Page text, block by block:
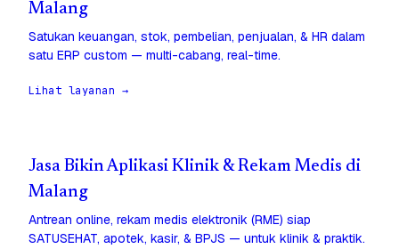
Malang
Satukan keuangan, stok, pembelian, penjualan, & HR dalam
satu ERP custom — multi-cabang, real-time.
Lihat layanan →
Jasa Bikin Aplikasi Klinik & Rekam Medis di
Malang
Antrean online, rekam medis elektronik (RME) siap
SATUSEHAT, apotek, kasir, & BPJS — untuk klinik & praktik.